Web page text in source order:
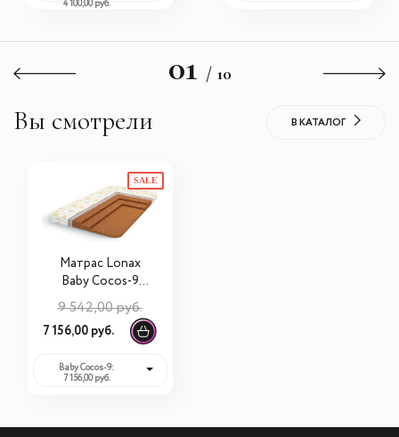
4 100,00 руб.
01 / 10
Вы смотрели В КАТАЛОГ
SALE
Матрас Lonax
Baby Cocos-9
120х60х9
9 542,00 руб.
7 156,00 руб.
Baby Cocos-9:
7 156,00 руб.